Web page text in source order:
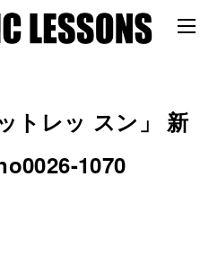
トレッ スン」 新
­1070